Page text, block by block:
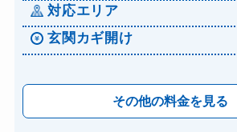
対応エリア
玄関カギ開け
その他の料金を見る